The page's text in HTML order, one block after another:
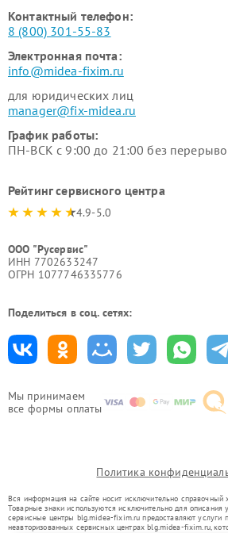
Мы принимаем
все формы оплаты
Контактный телефон:
8 (800) 301-55-83
Электронная почта:
info@midea-fixim.ru
для юридических лиц
manager@fix-midea.ru
График работы:
ПН-ВСК с 9:00 до 21:00 без
Рейтинг сервисного центра
4.9-5.0
ООО "Русервис"
ИНН 7702633247
ОГРН 1077746335776
Поделиться в соц. сетях:
Политика
Вся информация на сайте носит исключительно справочный
Товарные знаки используются исключительно для описания
сервисные центры blg.midea-fixim.ru предоставляют услуги
неавторизованных сервисных центрах blg.midea-fixim.ru,